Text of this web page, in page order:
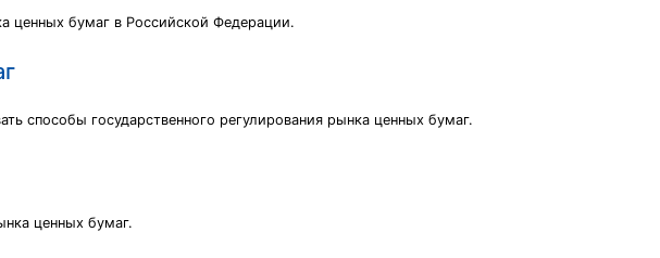
ценных бумаг в Российской Федерации.
способы государственного регулирования рынка ценных бумаг.
ценных бумаг.